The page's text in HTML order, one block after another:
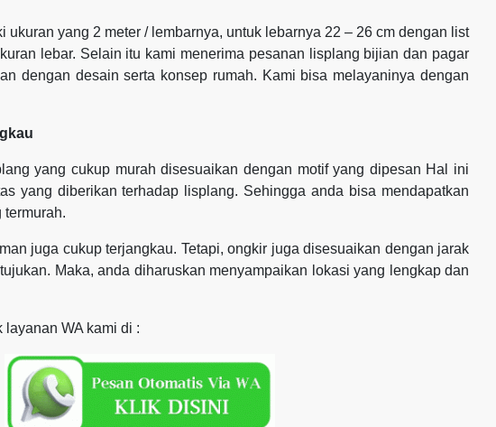
ukuran yang 2 meter / lembarnya, untuk lebarnya 22 – 26 cm dengan list
lebar. Selain itu kami menerima pesanan lisplang bijian dan pagar
dengan desain serta konsep rumah. Kami bisa melayaninya dengan
yang cukup murah disesuaikan dengan motif yang dipesan Hal ini
yang diberikan terhadap lisplang. Sehingga anda bisa mendapatkan
termurah.
juga cukup terjangkau. Tetapi, ongkir juga disesuaikan dengan jarak
Maka, anda diharuskan menyampaikan lokasi yang lengkap dan
WA kami di :